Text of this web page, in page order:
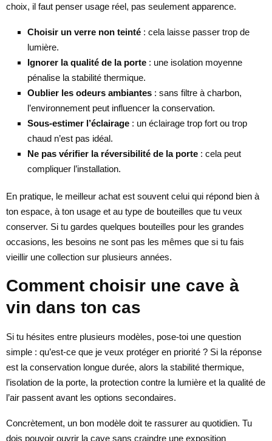
choix, il faut penser usage réel, pas seulement apparence.
Choisir un verre non teinté : cela laisse passer trop de
lumière.
Ignorer la qualité de la porte : une isolation moyenne
pénalise la stabilité thermique.
Oublier les odeurs ambiantes : sans filtre à charbon,
l’environnement peut influencer la conservation.
Sous-estimer l’éclairage : un éclairage trop fort ou trop
chaud n’est pas idéal.
Ne pas vérifier la réversibilité de la porte : cela peut
compliquer l’installation.
En pratique, le meilleur achat est souvent celui qui répond bien à
ton espace, à ton usage et au type de bouteilles que tu veux
conserver. Si tu gardes quelques bouteilles pour les grandes
occasions, les besoins ne sont pas les mêmes que si tu fais
vieillir une collection sur plusieurs années.
Comment choisir une cave à
vin dans ton cas
Si tu hésites entre plusieurs modèles, pose-toi une question
simple : qu’est-ce que je veux protéger en priorité ? Si la réponse
est la conservation longue durée, alors la stabilité thermique,
l’isolation de la porte, la protection contre la lumière et la qualité de
l’air passent avant les options secondaires.
Concrètement, un bon modèle doit te rassurer au quotidien. Tu
dois pouvoir ouvrir la cave sans craindre une exposition